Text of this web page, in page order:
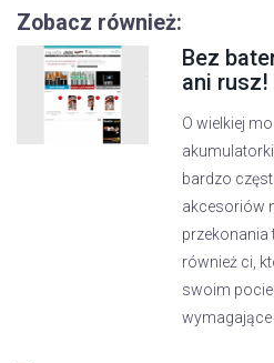
Zobacz również:
Bez
ani rusz!
O wielkiej
bardzo
akcesoriów
przekonania
również ci,
swoim
wymagające